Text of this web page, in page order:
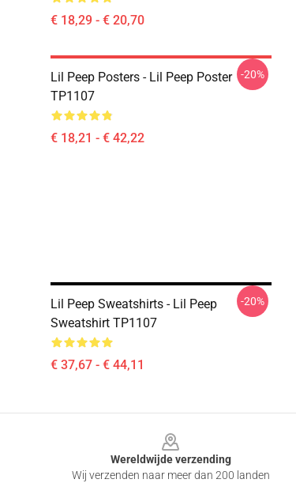
€ 18,29 - € 20,70
Lil Peep Posters - Lil Peep Poster
TP1107
€ 18,21 - € 42,22
-20%
Lil Peep Sweatshirts - Lil Peep
Sweatshirt TP1107
€ 37,67 - € 44,11
-20%
Wereldwijde verzending
Wij verzenden naar meer dan 200 landen